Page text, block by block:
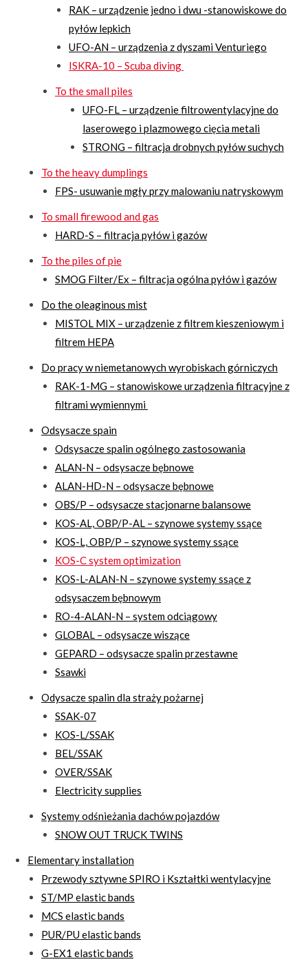
RAK – urządzenie jedno i dwu -stanowiskowe do
pyłów lepkich
UFO-AN – urządzenia z dyszami Venturiego
ISKRA-10 – Scuba diving
To the small piles
UFO-FL – urządzenie filtrowentylacyjne do
laserowego i plazmowego cięcia metali
STRONG – filtracja drobnych pyłów suchych
To the heavy dumplings
FPS- usuwanie mgły przy malowaniu natryskowym
To small firewood and gas
HARD-S – filtracja pyłów i gazów
To the piles of pie
SMOG Filter/Ex – filtracja ogólna pyłów i gazów
Do the oleaginous mist
MISTOL MIX – urządzenie z filtrem kieszeniowym i
filtrem HEPA
Do pracy w niemetanowych wyrobiskach górniczych
RAK-1-MG – stanowiskowe urządzenia filtracyjne z
filtrami wymiennymi
Odsysacze spain
Odsysacze spalin ogólnego zastosowania
ALAN-N – odsysacze bębnowe
ALAN-HD-N – odsysacze bębnowe
OBS/P – odsysacze stacjonarne balansowe
KOS-AL, OBP/P-AL – szynowe systemy ssące
KOS-L, OBP/P – szynowe systemy ssące
KOS-C system optimization
KOS-L-ALAN-N – szynowe systemy ssące z
odsysaczem bębnowym
RO-4-ALAN-N – system odciągowy
GLOBAL – odsysacze wiszące
GEPARD – odsysacze spalin przestawne
Ssawki
Odysacze spalin dla straży pożarnej
SSAK-07
KOS-L/SSAK
BEL/SSAK
OVER/SSAK
Electricity supplies
Systemy odśnieżania dachów pojazdów
SNOW OUT TRUCK TWINS
Elementary installation
Przewody sztywne SPIRO i Kształtki wentylacyjne
ST/MP elastic bands
MCS elastic bands
PUR/PU elastic bands
G-EX1 elastic bands